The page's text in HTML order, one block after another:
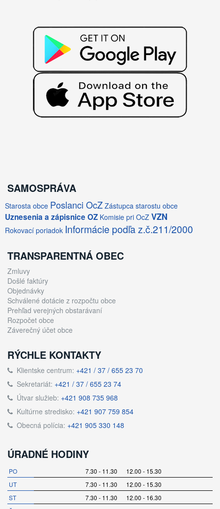
SAMOSPRÁVA
Starosta obce Poslanci OcZ Zástupca starostu obce
Uznesenia a zápisnice OZ Komisie pri OcZ VZN
Rokovací poriadok Informácie podľa z.č.211/2000
TRANSPARENTNÁ OBEC
Zmluvy
Došlé faktúry
Objednávky
Schválené dotácie z rozpočtu obce
Prehľad verejných obstarávaní
Rozpočet obce
Záverečný účet obce
RÝCHLE KONTAKTY
Klientske centrum: +421 / 37 / 655 23 70
Sekretariát: +421 / 37 / 655 23 74
Útvar služieb: +421 908 735 968
Kultúrne stredisko: +421 907 759 854
Obecná polícia: +421 905 330 148
ÚRADNÉ HODINY
PO
7.30 - 11.30 12.00 - 15.30
UT
7.30 - 11.30 12.00 - 15.30
ST
7.30 - 11.30 12.00 - 16.30